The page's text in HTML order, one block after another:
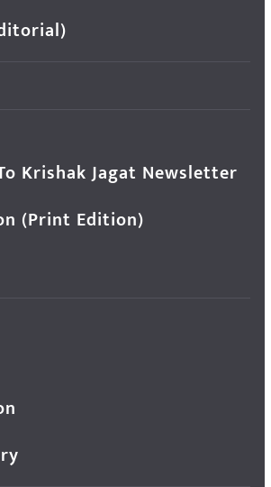
Krishak Jagat Newsletter
(Print Edition)